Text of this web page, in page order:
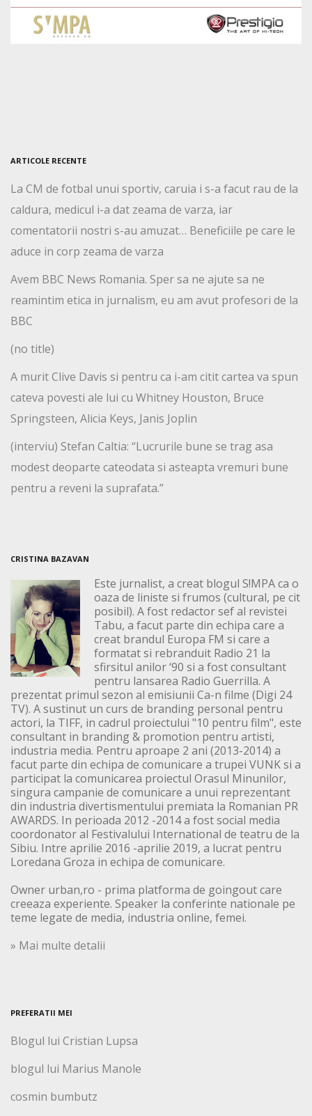
ARTICOLE RECENTE
La CM de fotbal unui sportiv, caruia i s-a facut rau de la
caldura, medicul i-a dat zeama de varza, iar
comentatorii nostri s-au amuzat… Beneficiile pe care le
aduce in corp zeama de varza
Avem BBC News Romania. Sper sa ne ajute sa ne
reamintim etica in jurnalism, eu am avut profesori de la
BBC
(no title)
A murit Clive Davis si pentru ca i-am citit cartea va spun
cateva povesti ale lui cu Whitney Houston, Bruce
Springsteen, Alicia Keys, Janis Joplin
(interviu) Stefan Caltia: “Lucrurile bune se trag asa
modest deoparte cateodata si asteapta vremuri bune
pentru a reveni la suprafata.”
CRISTINA BAZAVAN
Este jurnalist, a creat blogul S!MPA ca o
oaza de liniste si frumos (cultural, pe cit
posibil). A fost redactor sef al revistei
Tabu, a facut parte din echipa care a
creat brandul Europa FM si care a
formatat si rebranduit Radio 21 la
sfirsitul anilor ‘90 si a fost consultant
pentru lansarea Radio Guerrilla. A
prezentat primul sezon al emisiunii Ca-n filme (Digi 24
TV). A sustinut un curs de branding personal pentru
actori, la TIFF, in cadrul proiectului "10 pentru film", este
consultant in branding & promotion pentru artisti,
industria media. Pentru aproape 2 ani (2013-2014) a
facut parte din echipa de comunicare a trupei VUNK si a
participat la comunicarea proiectul Orasul Minunilor,
singura campanie de comunicare a unui reprezentant
din industria divertismentului premiata la Romanian PR
AWARDS. In perioada 2012 -2014 a fost social media
coordonator al Festivalului International de teatru de la
Sibiu. Intre aprilie 2016 -aprilie 2019, a lucrat pentru
Loredana Groza in echipa de comunicare.
Owner urban,ro - prima platforma de goingout care
creeaza experiente. Speaker la conferinte nationale pe
teme legate de media, industria online, femei.
» Mai multe detalii
PREFERATII MEI
Blogul lui Cristian Lupsa
blogul lui Marius Manole
cosmin bumbutz